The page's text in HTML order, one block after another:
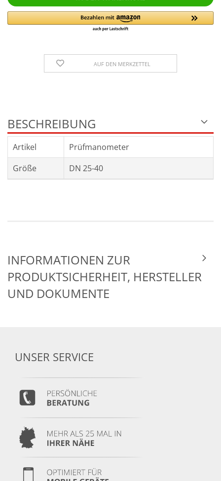
AUF DEN MERKZETTEL
BESCHREIBUNG
Artikel
Prüfmanometer
Größe
DN 25-40
INFORMATIONEN ZUR
PRODUKTSICHERHEIT, HERSTELLER
UND DOKUMENTE
UNSER SERVICE